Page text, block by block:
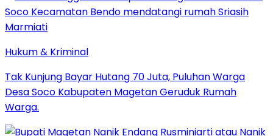
Hukum & Kriminal
Tak Kunjung Bayar Hutang 70 Juta, Puluhan Warga
Desa Soco Kabupaten Magetan Geruduk Rumah
Warga.